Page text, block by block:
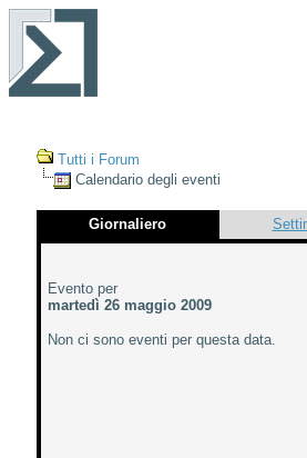
Tutti i Forum
Calendario degli eventi
Giornaliero
Evento per
martedì 26 maggio 2009
Non ci sono eventi per questa data.